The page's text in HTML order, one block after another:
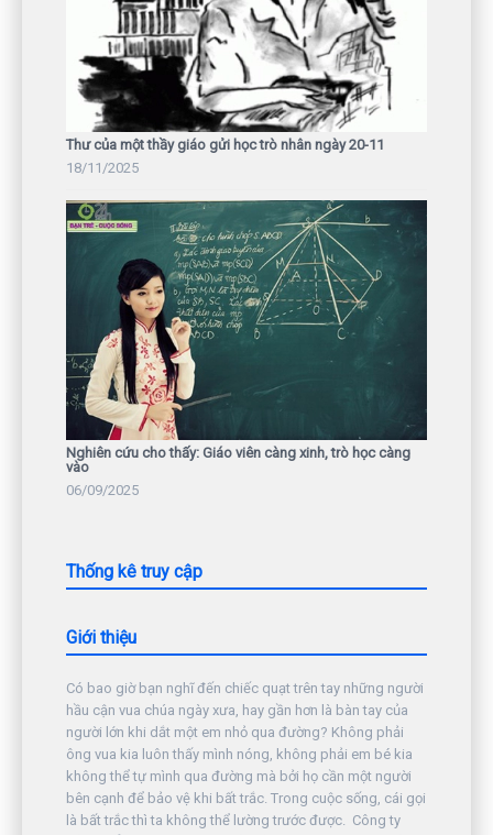
Thư của một thầy giáo gửi học trò nhân ngày 20-11
18/11/2025
Nghiên cứu cho thấy: Giáo viên càng xinh, trò học càng
vào
06/09/2025
Thống kê truy cập
Giới thiệu
Có bao giờ bạn nghĩ đến chiếc quạt trên tay những người
hầu cận vua chúa ngày xưa, hay gần hơn là bàn tay của
người lớn khi dắt một em nhỏ qua đường? Không phải
ông vua kia luôn thấy mình nóng, không phải em bé kia
không thể tự mình qua đường mà bởi họ cần một người
bên cạnh để bảo vệ khi bất trắc. Trong cuộc sống, cái gọi
là bất trắc thì ta không thể lường trước được. Công ty